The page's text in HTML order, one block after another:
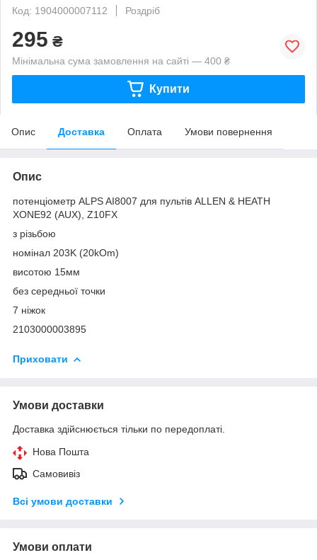
Код: 1904000007112
Роздріб
295 ₴
Мінімальна сума замовлення на сайті — 400 ₴
Купити
Опис Доставка Оплата Умови повернення
Опис
потенціометр ALPS AI8007 для пультів ALLEN & HEATH
XONE92 (AUX), Z10FX
з різьбою
номінал 203K (20kOm)
висотою 15мм
без середньої точки
7 ніжок
2103000003895
Приховати
Умови доставки
Доставка здійснюється тільки по передоплаті.
Нова Пошта
Самовивіз
Всі умови доставки
Умови оплати